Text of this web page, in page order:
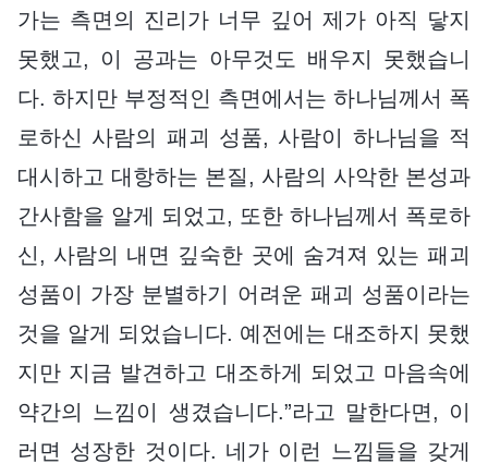
가는 측면의 진리가 너무 깊어 제가 아직 닿지
못했고, 이 공과는 아무것도 배우지 못했습니
다. 하지만 부정적인 측면에서는 하나님께서 폭
로하신 사람의 패괴 성품, 사람이 하나님을 적
대시하고 대항하는 본질, 사람의 사악한 본성과
간사함을 알게 되었고, 또한 하나님께서 폭로하
신, 사람의 내면 깊숙한 곳에 숨겨져 있는 패괴
성품이 가장 분별하기 어려운 패괴 성품이라는
것을 알게 되었습니다. 예전에는 대조하지 못했
지만 지금 발견하고 대조하게 되었고 마음속에
약간의 느낌이 생겼습니다.”라고 말한다면, 이
러면 성장한 것이다. 네가 이런 느낌들을 갖게